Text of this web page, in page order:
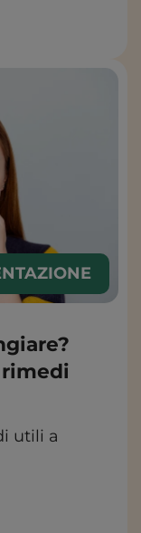
rimedi
utili a